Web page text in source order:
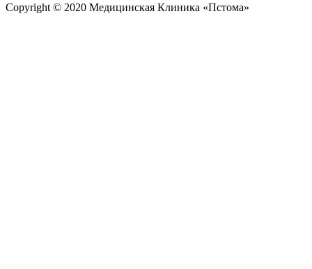
Copyright © 2020 Медицинская Клиника «Пстома»